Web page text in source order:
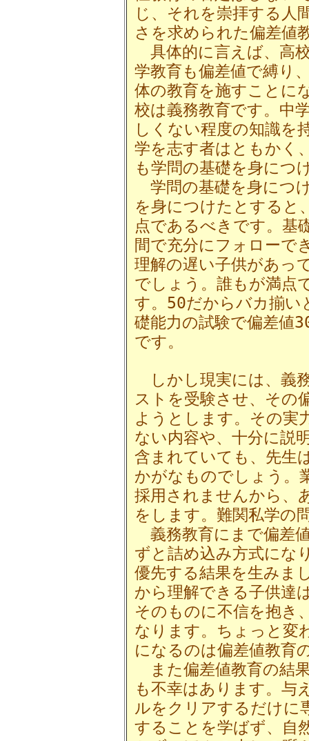
じ、それを崇拝する人
さを求められた偏差値
具体的に言えば、高
学教育も偏差値で縛り
体の教育を施すことに
校は義務教育です。中
しくない程度の知識を
学を志す者はともかく
も学問の基礎を身につ
学問の基礎を身につ
を身につけたとすると
点であるべきです。基
間で充分にフォローで
理解の遅い子供があっ
でしょう。誰もが満点
す。50だからバカ揃い
礎能力の試験で偏差値
です。
しかし現実には、義
ストを受験させ、その
ようとします。その実
ない内容や、十分に説
含まれていても、先生
かがなものでしょう。
採用されませんから、
をします。難関私学の
義務教育にまで偏差
ずと詰め込み方式にな
優先する結果を生みま
から理解できる子供達
そのものに不信を抱き
なります。ちょっと変
になるのは偏差値教育
また偏差値教育の結
も不幸はあります。与
ルをクリアするだけに
することを学ばず、自